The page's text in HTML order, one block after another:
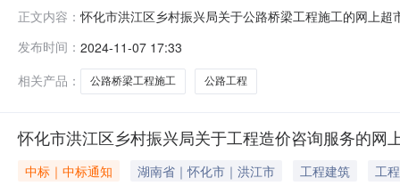
正文内容： 怀化市洪江区乡村振兴局关于公路桥梁工程施工的网上
目所在行政区划名称:湖南省怀化市洪江管理区报价起止
发布时间： 2024-11-07 17:33
相关产品：
公路桥梁工程施工 公路工程
怀化市洪江区乡村振兴局关于工程造价咨询服务的网
中标｜中标通知 湖南省｜怀化市｜洪江市 工程建筑
工程